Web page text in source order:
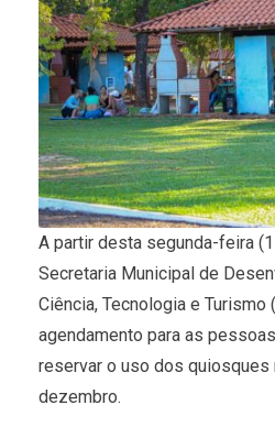
A partir desta segunda-feira
Secretaria Municipal de
Ciência, Tecnologia e Turismo
agendamento para as
reservar o uso dos quiosques
dezembro.